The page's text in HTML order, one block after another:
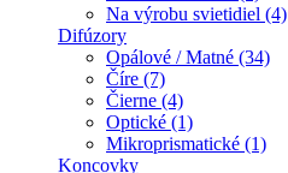
Na výrobu svietidiel (4)
Difúzory
Opálové / Matné (34)
Číre (7)
Čierne (4)
Optické (1)
Mikroprismatické (1)
Koncovky